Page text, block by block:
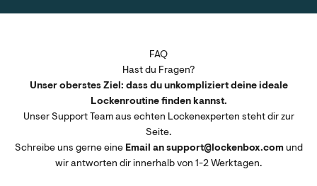
FAQ
Hast du Fragen?
Unser oberstes Ziel: dass du unkompliziert deine ideale
Lockenroutine finden kannst.
Unser Support Team aus echten Lockenexperten steht dir zur
Seite.
Schreibe uns gerne eine Email an support@lockenbox.comund
wir antworten dir innerhalb von 1-2 Werktagen.